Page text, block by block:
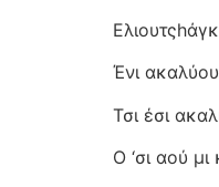
Ένι
Τσι έσι
Ο ‘σι αού